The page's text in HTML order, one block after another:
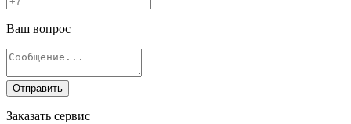
Ваш вопрос
Отправить
Заказать сервис